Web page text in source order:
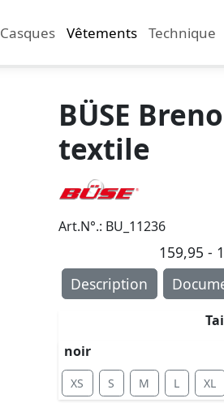
Casques Vêtements Technique
BÜSE
textile
Art.N°.: BU_11236
159,95 -
Description
noir
XS S M L XL